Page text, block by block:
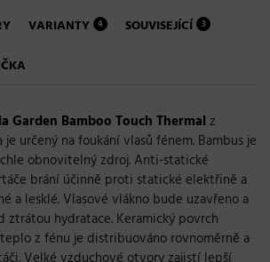
VARIANTY 4 SOUVISEJÍCÍ 3
Garden Bamboo Touch Thermal z
určený na foukání vlasů fénem. Bambus je
obnovitelný zdroj. Anti-statické
brání účinně proti statické elektřině a
a lesklé. Vlasové vlákno bude uzavřeno a
ztrátou hydratace. Keramický povrch
teplo z fénu je distribuováno rovnoměrně a